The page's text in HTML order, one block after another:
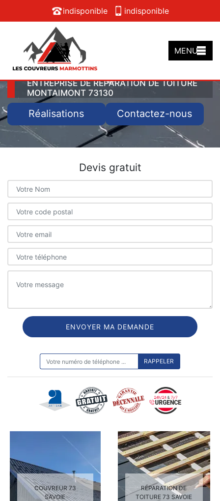
indisponible indisponible
MENU
ENTREPRISE DE RÉPARATION DE TOITURE
MONTAIMONT 73130
Réalisations Contactez-nous
Devis gratuit
COUVREUR 73
SAVOIE
RÉPARATION DE
TOITURE 73 SAVOIE